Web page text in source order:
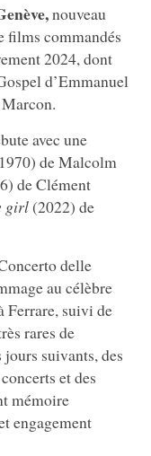
nouveau
films commandés
2024, dont
d’Emmanuel
avec une
de Malcolm
de Clément
girl(2022) de
delle
au célèbre
Ferrare, suivi de
rares de
suivants, des
et des
mémoire
engagement